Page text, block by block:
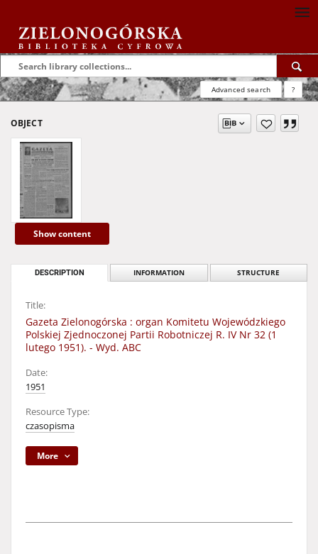
Advanced search ?
OBJECT
Show content
DESCRIPTION INFORMATION STRUCTURE
Title:
Gazeta Zielonogórska : organ Komitetu Wojewódzkiego
Polskiej Zjednoczonej Partii Robotniczej R. IV Nr 32 (1
lutego 1951). - Wyd. ABC
Date:
1951
Resource Type:
czasopisma
More